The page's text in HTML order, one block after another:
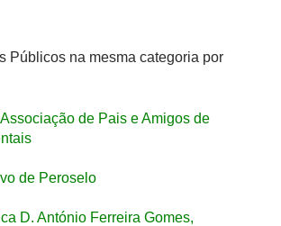
Públicos na mesma categoria por
de Pais e Amigos de
de Peroselo
D. António Ferreira Gomes,